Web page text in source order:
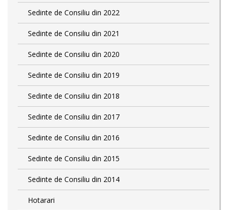
Sedinte de Consiliu din 2022
Sedinte de Consiliu din 2021
Sedinte de Consiliu din 2020
Sedinte de Consiliu din 2019
Sedinte de Consiliu din 2018
Sedinte de Consiliu din 2017
Sedinte de Consiliu din 2016
Sedinte de Consiliu din 2015
Sedinte de Consiliu din 2014
Hotarari